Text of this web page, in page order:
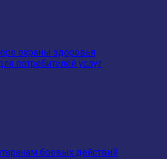
охраны здоровья
потребителей услуг
боевых действий